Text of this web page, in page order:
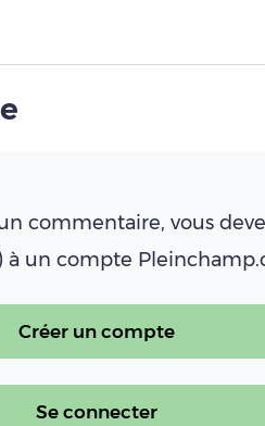
commentaire, vous
à un compte
Créer un compte
Se connecter